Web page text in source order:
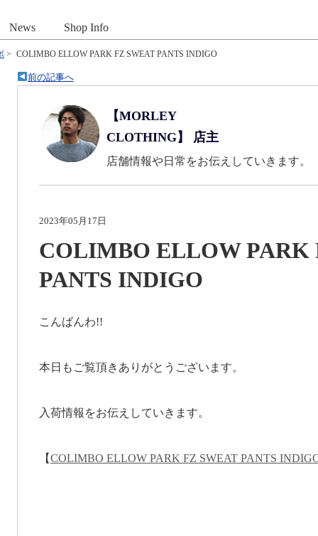
News Shop Info
> COLIMBO ELLOW PARK FZ SWEAT PANTS INDIGO
前の記事へ
【MORLEY
CLOTHING】 店主
店舗情報や日常をお伝えしていきます。
2023年05月17日
COLIMBO ELLOW PARK
PANTS INDIGO
こんばんわ!!
本日もご覧頂きありがとうございます。
入荷情報をお伝えしていきます。
【COLIMBO ELLOW PARK FZ SWEAT PANTS